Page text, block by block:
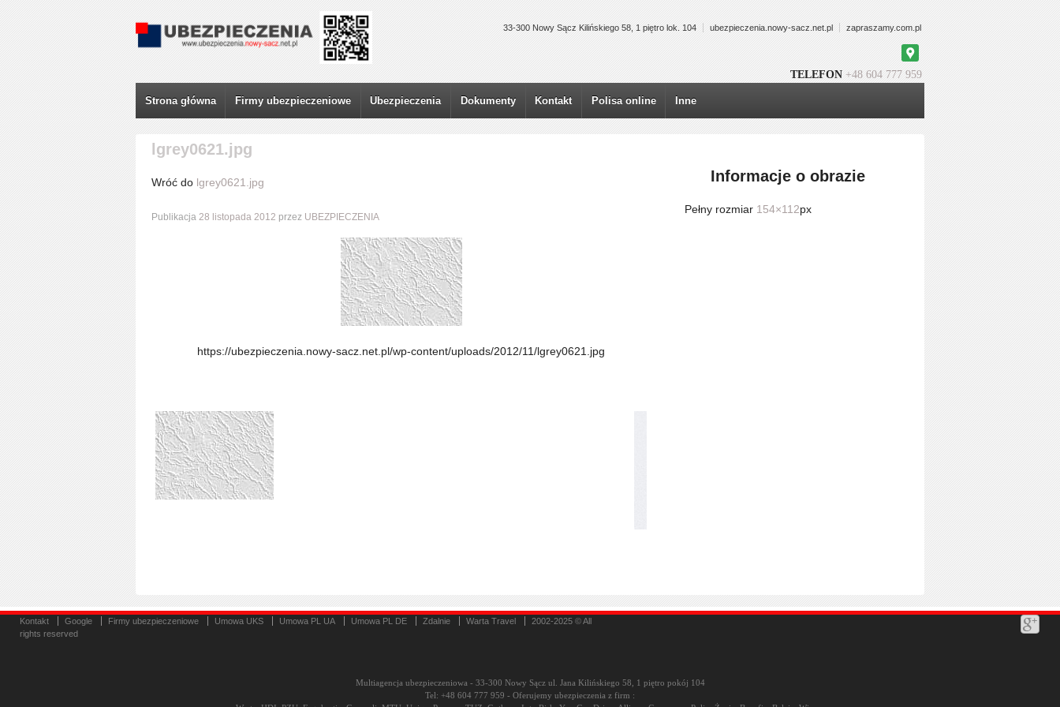
33-300 Nowy Sącz Kilińskiego 58, 1 piętro lok. 104 ubezpieczenia.nowy-sacz.net.pl zapraszamy.com.pl
Maps
TELEFON +48 604 777 959
Strona główna Firmy ubezpieczeniowe Ubezpieczenia Dokumenty Kontakt Polisa online Inne
lgrey0621.jpg
Wróć do lgrey0621.jpg
Publikacja 28 listopada 2012 przez UBEZPIECZENIA
https://ubezpieczenia.nowy-sacz.net.pl/wp-content/uploads/2012/11/lgrey0621.jpg
Informacje o obrazie
Pełny rozmiar 154×112px
Kontakt Google Firmy ubezpieczeniowe Umowa UKS Umowa PL UA Umowa PL DE Zdalnie Warta Travel
2002-2025 © All
rights reserved
Multiagencja ubezpieczeniowa - 33-300 Nowy Sącz ul. Jana Kilińskiego 58, 1 piętro pokój 104
Tel: +48 604 777 959 - Oferujemy ubezpieczenia z firm :